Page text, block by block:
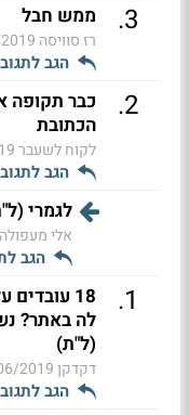
3
. ממש חבל
רז סוויסה 13:52
הגב
2
.
כבר תקופה
הכתובת
לקוח לשעבר
הגב
לגמרי
אלי מעפולה
הגב
1
.
לה באתר?
(ל"ת)
דקדקן12:33
הגב